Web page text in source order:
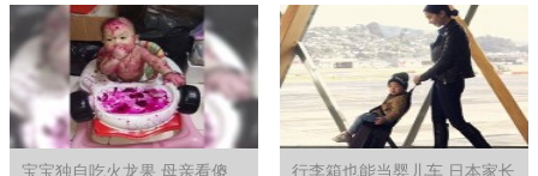
宝宝独自吃火龙果 母亲看傻 行李箱也能当婴儿车 日本家长